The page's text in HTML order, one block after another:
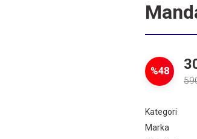
%48
Kategori
Marka